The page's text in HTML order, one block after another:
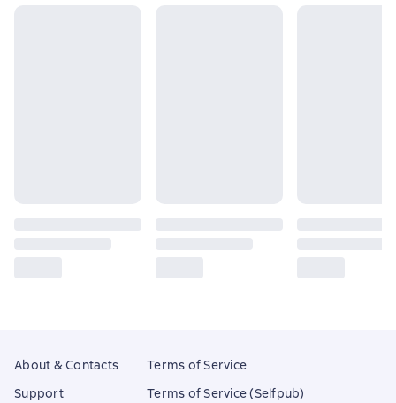
About & Contacts
Support
Terms of Service
Terms of Service (Selfpub)